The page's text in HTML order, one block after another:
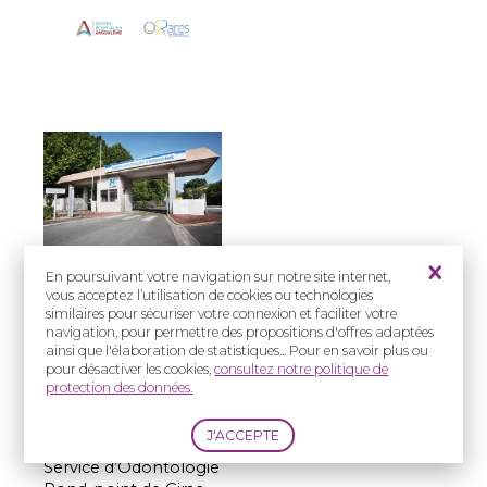
En poursuivant votre navigation sur notre site internet,
vous acceptez l’utilisation de cookies ou technologies
similaires pour sécuriser votre connexion et faciliter votre
navigation, pour permettre des propositions d'offres adaptées
ainsi que l'élaboration de statistiques... Pour en savoir plus ou
pour désactiver les cookies,consultez notre politique de
protection des données.
Prise en charge
:
Enfants et Adultes
Adresse(s) :
Service d’Odontologie